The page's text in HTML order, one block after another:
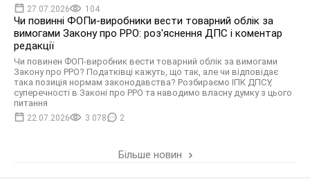
27.07.2026 104
Чи повинні ФОПи-виробники вести товарний облік за
вимогами Закону про РРО: роз'яснення ДПС і коментар
редакції
Чи повинен ФОП-виробник вести товарний облік за вимогами
Закону про РРО? Податківці кажуть, що так, але чи відповідає
така позиція нормам законодавства? Розбираємо ІПК ДПСУ,
суперечності в Законі про РРО та наводимо власну думку з цього
питання
22.07.2026 3 078 2
Більше новин